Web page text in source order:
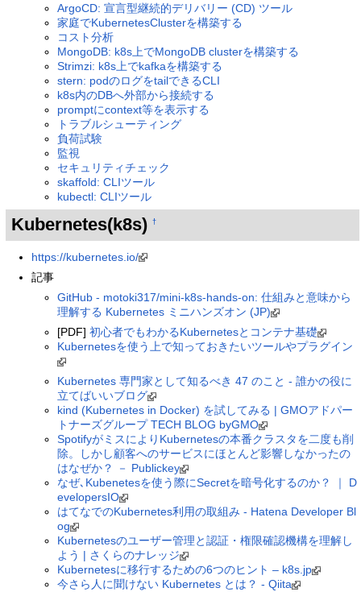
ArgoCD: 宣言型継続的デリバリー (CD) ツール
家庭でKubernetesClusterを構築する
コスト分析
MongoDB: k8s上でMongoDB clusterを構築する
Strimzi: k8s上でkafkaを構築する
stern: podのログをtailできるCLI
k8s内のDBへ外部から接続する
promptにcontext等を表示する
トラブルシューティング
負荷試験
監視
セキュリティチェック
skaffold: CLIツール
kubectl: CLIツール
Kubernetes(k8s) †
https://kubernetes.io/
記事
GitHub - motoki317/mini-k8s-hands-on: 仕組みと意味から
理解する Kubernetes ミニハンズオン (JP)
[PDF]初心者でもわかるKubernetesとコンテナ基礎
Kubernetesを使う上で知っておきたいツールやプラグイン
Kubernetes 専門家として知るべき 47 のこと - 誰かの役に
立てばいいブログ
kind (Kubernetes in Docker) を試してみる | GMOアドパー
トナーズグループ TECH BLOG byGMO
SpotifyがミスによりKubernetesの本番クラスタを二度も削
除。しかし顧客へのサービスにほとんど影響しなかったの
はなぜか？ － Publickey
なぜ､Kubenetesを使う際にSecretを暗号化するのか？ ｜ D
evelopersIO
はてなでのKubernetes利用の取組み - Hatena Developer Bl
og
Kubernetesのユーザー管理と認証・権限確認機構を理解し
よう | さくらのナレッジ
Kubernetesに移行するための6つのヒント – k8s.jp
今さら人に聞けない Kubernetes とは？ - Qiita